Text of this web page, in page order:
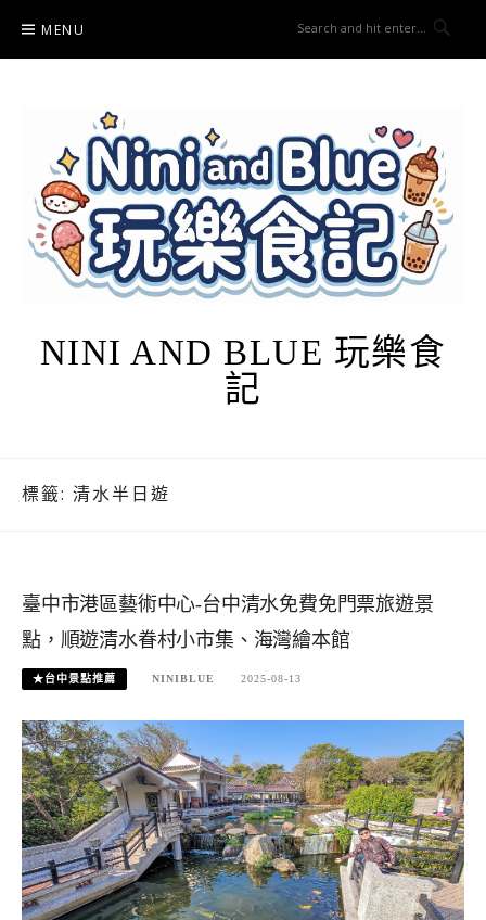
content
MENU
NINI AND BLUE 玩樂食
記
標籤: 清水半日遊
臺中市港區藝術中心-台中清水免費免門票旅遊景
點，順遊清水眷村小市集、海灣繪本館
★台中景點推薦 NINIBLUE 2025-08-13